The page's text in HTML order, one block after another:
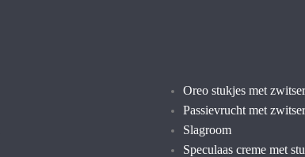
Oreo stukjes met
Passievrucht met
Slagroom
Speculaas creme met